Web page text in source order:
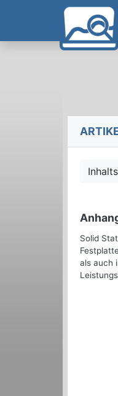
Solid
als auch